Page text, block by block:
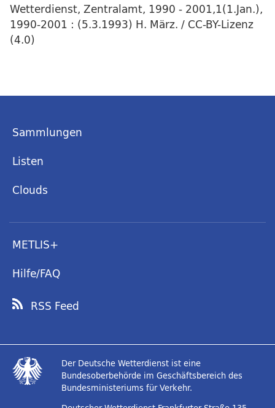
Wetterdienst, Zentralamt, 1990 - 2001,1(1.Jan.),
1990-2001 : (5.3.1993) H. März. / CC-BY-Lizenz
(4.0)
Sammlungen
Listen
Clouds
METLIS+
Hilfe/FAQ
RSS Feed
Der Deutsche Wetterdienst ist eine
Bundesoberbehörde im Geschäftsbereich des
Bundesministeriums für Verkehr.